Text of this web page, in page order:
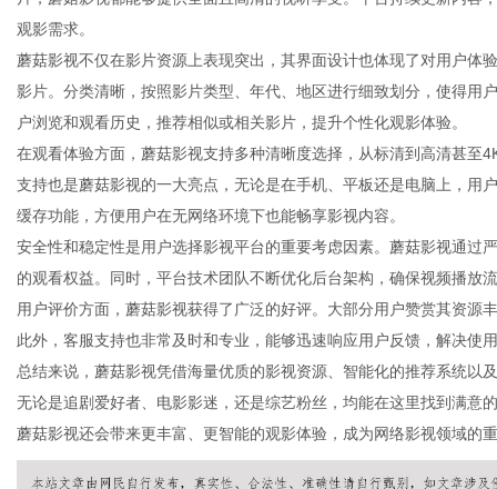
观影需求。
蘑菇影视不仅在影片资源上表现突出，其界面设计也体现了对用户体
影片。分类清晰，按照影片类型、年代、地区进行细致划分，使得用
户浏览和观看历史，推荐相似或相关影片，提升个性化观影体验。
在观看体验方面，蘑菇影视支持多种清晰度选择，从标清到高清甚至
支持也是蘑菇影视的一大亮点，无论是在手机、平板还是电脑上，用
缓存功能，方便用户在无网络环境下也能畅享影视内容。
安全性和稳定性是用户选择影视平台的重要考虑因素。蘑菇影视通过
的观看权益。同时，平台技术团队不断优化后台架构，确保视频播放
用户评价方面，蘑菇影视获得了广泛的好评。大部分用户赞赏其资源
此外，客服支持也非常及时和专业，能够迅速响应用户反馈，解决使
总结来说，蘑菇影视凭借海量优质的影视资源、智能化的推荐系统以
无论是追剧爱好者、电影影迷，还是综艺粉丝，均能在这里找到满意
蘑菇影视还会带来更丰富、更智能的观影体验，成为网络影视领域的